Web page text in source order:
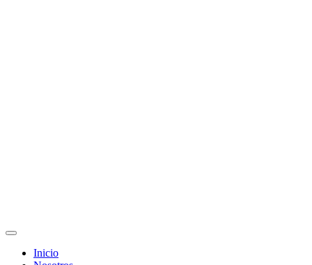
Inicio